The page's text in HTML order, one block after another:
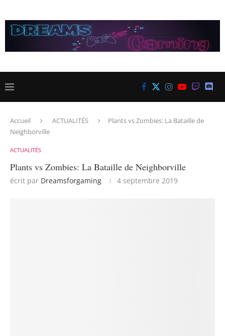
Accueil ACTUALITÉS
Plants vs Zombies: La Bataille de
Neighborville
ACTUALITÉS
Plants vs Zombies: La Bataille de Neighborville
écrit par Dreamsforgaming 4 septembre 2019